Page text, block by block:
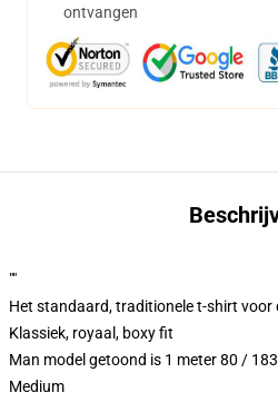
ontvangen
""
Het standaard, traditionele t-shirt voor
Klassiek, royaal, boxy fit
Man model getoond is 1 meter 80 /
Medium